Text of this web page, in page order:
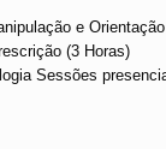
e
(3 Horas)
Sessões